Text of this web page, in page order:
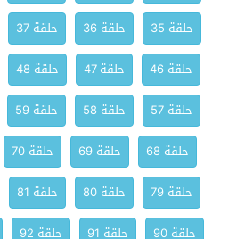
حلقة 35
حلقة 36 حلقة 37
حلقة 46
حلقة 47 حلقة 48
حلقة 57
حلقة 58 حلقة 59
حلقة 68
حلقة 69 حلقة 70
حلقة 79
حلقة 80 حلقة 81
حلقة 90
حلقة 91 حلقة 92